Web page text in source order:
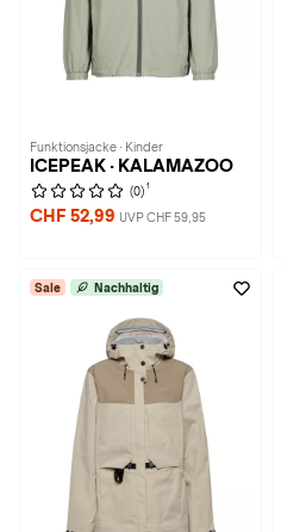
Funktionsjacke · Kinder
ICEPEAK · KALAMAZOO
(0) 1
CHF 52,99 UVP CHF 59,95
Sale Nachhaltig